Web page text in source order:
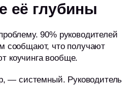
её глубины
90% руководителей
сообщают, что получают
коучинга вообще.
— системный. Руководитель